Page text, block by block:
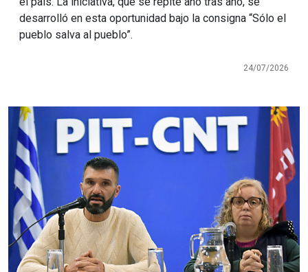
desarrolló en esta oportunidad bajo la consigna “Sólo el
pueblo salva al pueblo”.
24/07/2026
Imagen